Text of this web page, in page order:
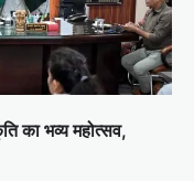
का भव्य महोत्सव,